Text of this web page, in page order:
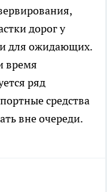
дорог у
для ожидающих.
время
ряд
средства
вне очереди.